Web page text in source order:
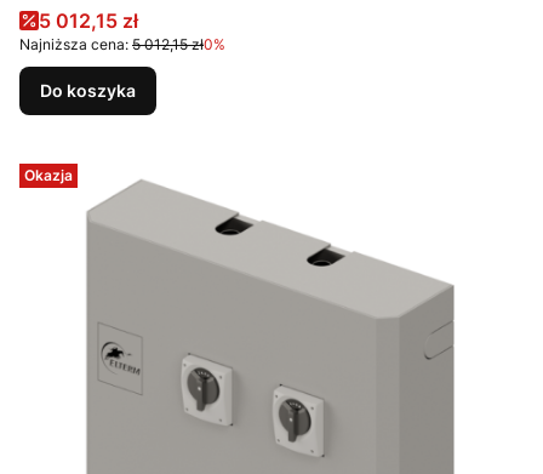
Cena promocyjna
5 012,15 zł
Najniższa cena: 5 012,15 zł0%
Do koszyka
Okazja